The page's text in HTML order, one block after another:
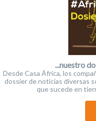
...nuestro
Desde Casa África, los
dossier de noticias diversas
que sucede en